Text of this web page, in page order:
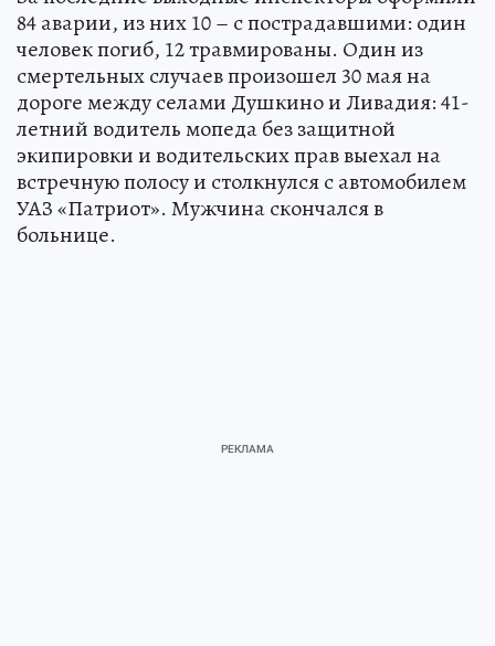
84 аварии, из них 10 – с пострадавшими: один
человек погиб, 12 травмированы. Один из
смертельных случаев произошел 30 мая на
дороге между селами Душкино и Ливадия: 41-
летний водитель мопеда без защитной
экипировки и водительских прав выехал на
встречную полосу и столкнулся с автомобилем
УАЗ «Патриот». Мужчина скончался в
больнице.